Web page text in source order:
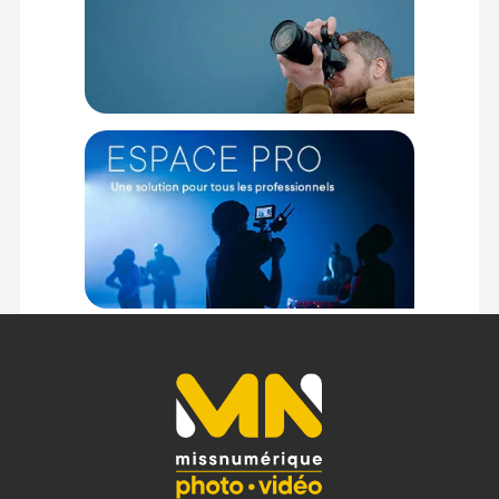
Les réglages sont rapides grâce au bouton Flow Turn qui
offre un retour tactile pour des ajustements précis ou
rapides. L'appareil dispose également d'un appairage NFC
intègre en un seul geste avec l'application Amaran pour un
contrôle sans fil facile.
Caractéristiques du projecteur Amaran Ray 360c :
Puissance de Sortie Max : 360W
Consommation Max : 410W
Chipset Couleur : OmniColor
Plage CCT (Standard) : 2 300K – 10 000K
Plage CCT (Etendue) :1 800K – 20 000K
Angle de Faisceau : 70 degres
Angle de Faisceau (Reflecteur) : 45 degres
Resistance (Meteo) : IP54
Alimentation : AC 100V-240V / 50-60Hz
ControleIntegre : Application amaran, DMX (via adaptateur)